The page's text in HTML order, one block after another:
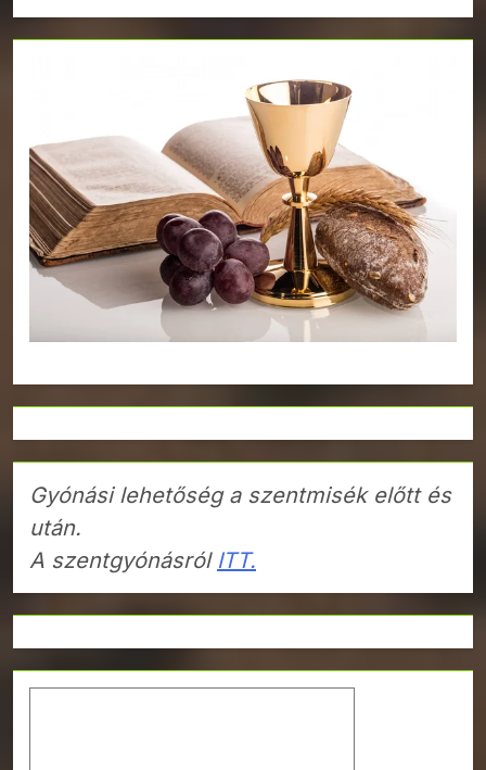
Gyónási lehetőség a szentmisék előtt és
után.
A szentgyónásról ITT.